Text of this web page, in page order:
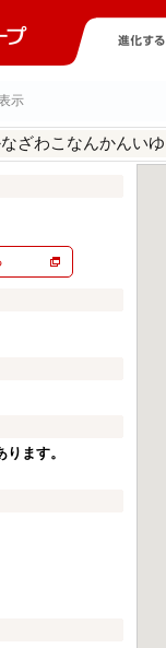
示
ざわこなんかんい
ます。